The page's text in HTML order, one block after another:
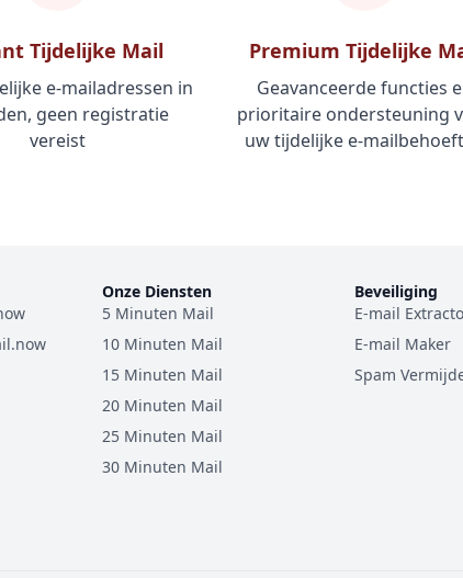
Tijdelijke Mail
e-mailadressen in
geen registratie
vereist
Premium Tijdelijke
Geavanceerde functies
prioritaire ondersteuning
uw tijdelijke e-
Onze Diensten
5 Minuten Mail
10 Minuten Mail
15 Minuten Mail
20 Minuten Mail
25 Minuten Mail
30 Minuten Mail
Beveiliging
E-mail
E-mail Maker
Spam